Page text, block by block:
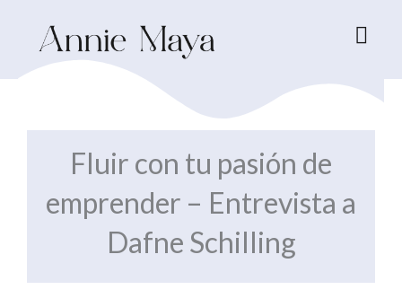
contenido
Fluir con tu pasión de
emprender – Entrevista a
Dafne Schilling